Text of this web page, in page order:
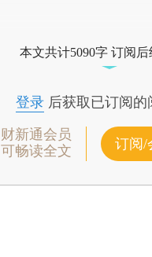
本文共计5090字 订阅
登录后获取已订阅的
财新通会员
可畅读全文
订阅/